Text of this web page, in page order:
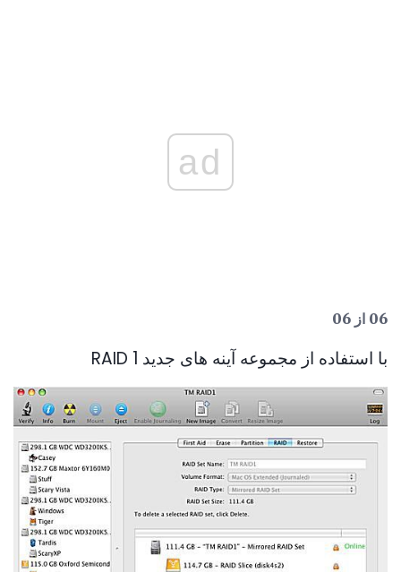
ad
06 از 06
با استفاده از مجموعه آینه های جدید RAID 1